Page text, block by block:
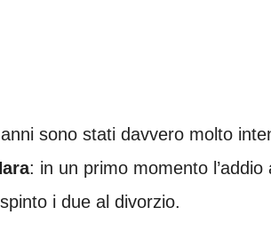
sono stati davvero molto
: in un primo momento
i due al divorzio.